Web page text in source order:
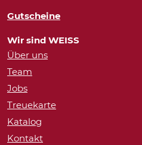
Gutscheine
Wir sind WEISS
Über uns
Team
Jobs
Treuekarte
Katalog
Kontakt